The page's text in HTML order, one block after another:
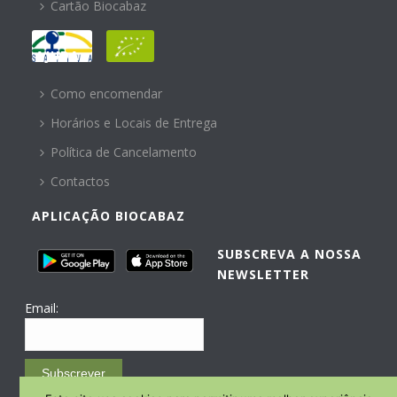
Cartão Biocabaz
AJUDA
Como encomendar
Horários e Locais de Entrega
Política de Cancelamento
Contactos
APLICAÇÃO BIOCABAZ
SUBSCREVA A NOSSA
NEWSLETTER
Email:
Subscrever